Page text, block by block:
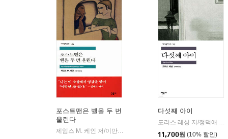
포스트맨은 벨을 두 번
울린다
제임스 M. 케인 저/이만식 역
다섯째 아이
도리스 레싱 저/정덕애 역
11,700원 (10% 할인)